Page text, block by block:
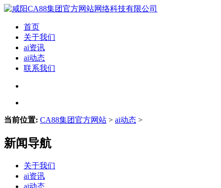
首页
关于我们
ai资讯
ai动态
联系我们
当前位置: CA88集团官方网站 > ai动态 >
新闻导航
关于我们
ai资讯
ai动态